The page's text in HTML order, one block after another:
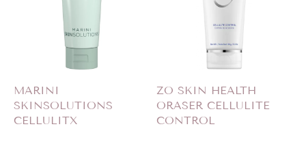
MARINI
SKINSOLUTIONS
CELLULITX
ZO SKIN HEALTH
ORASER CELLULITE
CONTROL